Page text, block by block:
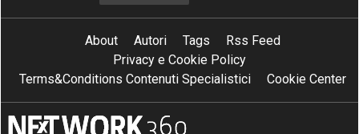
About Autori Tags
Rss Feed
Privacy e Cookie Policy
Terms&Conditions Contenuti Specialistici
Cookie Center